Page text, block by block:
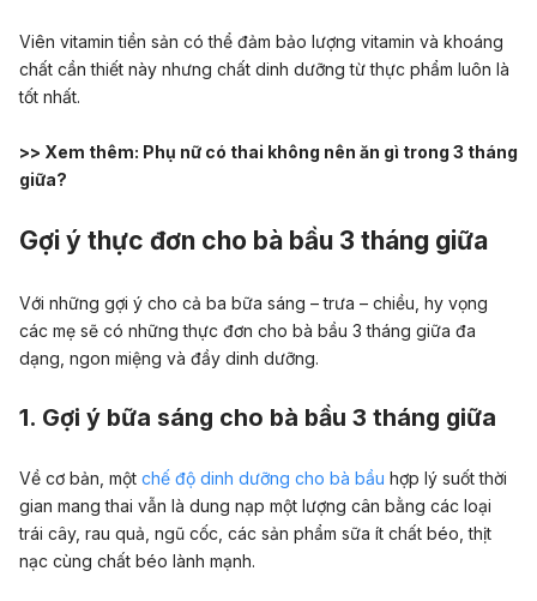
Viên vitamin tiền sản có thể đảm bảo lượng vitamin và khoáng
chất cần thiết này nhưng chất dinh dưỡng từ thực phẩm luôn là
tốt nhất.
>> Xem thêm: Phụ nữ có thai không nên ăn gì trong 3 tháng
giữa?
Gợi ý thực đơn cho bà bầu 3 tháng giữa
Với những gợi ý cho cả ba bữa sáng – trưa – chiều, hy vọng
các mẹ sẽ có những thực đơn cho bà bầu 3 tháng giữa đa
dạng, ngon miệng và đầy dinh dưỡng.
1. Gợi ý bữa sáng cho bà bầu 3 tháng giữa
Về cơ bản, một chế độ dinh dưỡng cho bà bầu hợp lý suốt thời
gian mang thai vẫn là dung nạp một lượng cân bằng các loại
trái cây, rau quả, ngũ cốc, các sản phẩm sữa ít chất béo, thịt
nạc cùng chất béo lành mạnh.